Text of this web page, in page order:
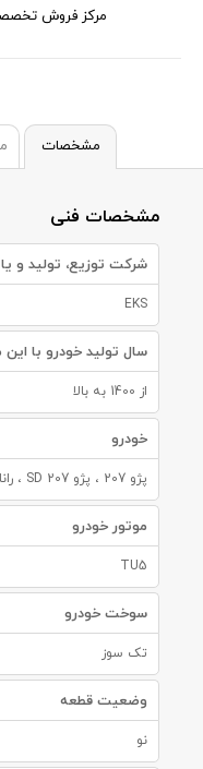
مرکز فروش
مشخصات
مشخصات فنی
شرکت توزیع، تولید و
EKS
سال تولید خودرو با
از 1400 به بالا
خودرو
پژو 207 ، پژو 207 SD ، رانا پلاس
موتور خودرو
TU5
سوخت خودرو
تک سوز
وضعیت قطعه
نو